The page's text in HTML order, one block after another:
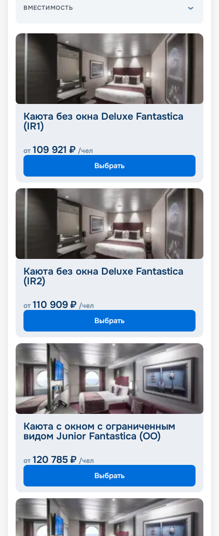
ВМЕСТИМОСТЬ
Каюта без окна Deluxe Fantastica
(IR1)
от 109 921 ₽ /чел
Выбрать
Каюта без окна Deluxe Fantastica
(IR2)
от 110 909 ₽ /чел
Выбрать
Каюта с окном с ограниченным
видом Junior Fantastica (OO)
от 120 785 ₽ /чел
Выбрать